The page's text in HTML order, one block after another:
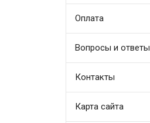
Оплата
Вопросы и ответы
Контакты
Карта сайта